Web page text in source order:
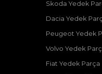
Skoda Yedek
Dacia Yedek
Peugeot Yedek
Volvo Yedek
Fiat Yedek Parça